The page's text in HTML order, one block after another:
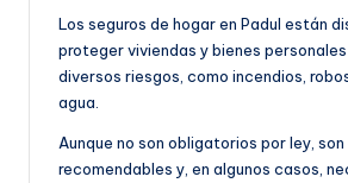
Los seguros de hogar en Padul están
proteger viviendas y bienes
diversos riesgos, como incendios,
agua.
Aunque no son obligatorios por ley,
recomendables y, en algunos casos,